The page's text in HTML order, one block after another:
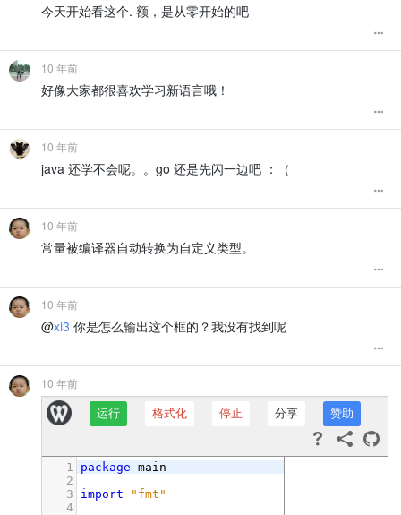
今天开始看这个. 额，是从零开始的吧
10 年前
好像大家都很喜欢学习新语言哦！
10 年前
java 还学不会呢。。go 还是先闪一边吧 ：（
10 年前
常量被编译器自动转换为自定义类型。
10 年前
@xi3 你是怎么输出这个框的？我没有找到呢
10 年前